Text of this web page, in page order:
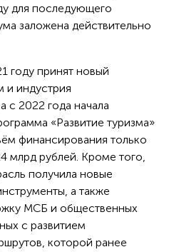
для последующего
заложена действительно
году принят новый
и индустрия
с 2022 года начала
«Развитие туризма»
финансирования только
млрд рублей. Кроме того,
получила новые
а также
МСБ и общественных
с развитием
которой ранее